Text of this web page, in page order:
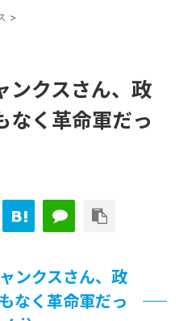
地属性との関連が意味不明だ
か?」論争
け地属性との関連が意味不明だ
全に見えてる動画が拡散され
の新グッズ、流石に一線を越
>
ンクスさん、政
なく革命軍だっ
ンクスさん、政
なく革命軍だっ